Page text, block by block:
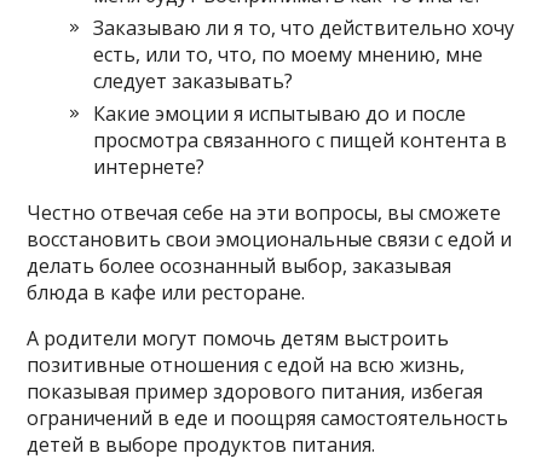
Заказываю ли я то, что действительно хочу
есть, или то, что, по моему мнению, мне
следует заказывать?
Какие эмоции я испытываю до и после
просмотра связанного с пищей контента в
интернете?
Честно отвечая себе на эти вопросы, вы сможете
восстановить свои эмоциональные связи с едой и
делать более осознанный выбор, заказывая
блюда в кафе или ресторане.
А родители могут помочь детям выстроить
позитивные отношения с едой на всю жизнь,
показывая пример здорового питания, избегая
ограничений в еде и поощряя самостоятельность
детей в выборе продуктов питания.